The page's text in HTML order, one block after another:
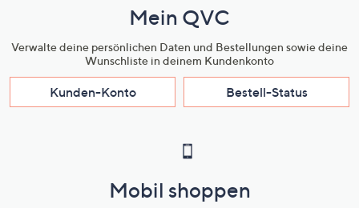
Mein QVC
Verwalte deine persönlichen Daten und Bestellungen sowie deine
Wunschliste in deinem Kundenkonto
Kunden-Konto Bestell-Status
Mobil shoppen